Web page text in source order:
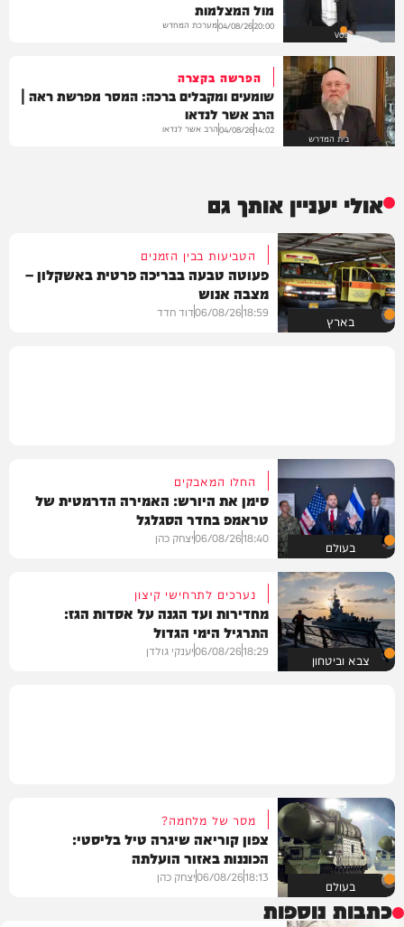
VOD
מול המצלמות
20:00
04/08/26מערכת המחדש
בית המדרש
הפרשה בקצרה
שומעים ומקבלים ברכה: המסר מפרשת ראה |
הרב אשר לנדאו
14:02
04/08/26הרב אשר לנדאו
אולי יעניין אותך גם
בארץ
הטביעות בבין הזמנים
פעוטה טבעה בבריכה פרטית באשקלון –
מצבה אנוש
18:59
06/08/26דוד חדד
בעולם
החלו המאבקים
סימן את היורש: האמירה הדרמטית של
טראמפ בחדר הסגלגל
18:40
06/08/26יצחק כהן
צבא וביטחון
נערכים לתרחישי קיצון
מחדירות ועד הגנה על אסדות הגז:
התרגיל הימי הגדול
18:29
06/08/26יענקי גולדן
בעולם
מסר של מלחמה?
צפון קוריאה שיגרה טיל בליסטי:
הכוננות באזור הועלתה
18:13
06/08/26יצחק כהן
כתבות נוספות